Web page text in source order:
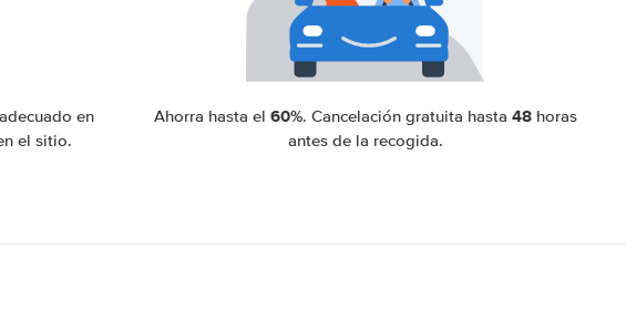
adecuado en
el sitio.
Ahorra hasta el 60%. Cancelación gratuita hasta 48horas
antes de la recogida.